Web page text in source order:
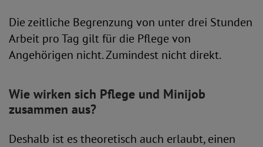
Die zeitliche Begrenzung von unter drei Stunden
Arbeit pro Tag gilt für die Pflege von
Angehörigen nicht. Zumindest nicht direkt.
Wie wirken sich Pflege und Minijob
zusammen aus?
Deshalb ist es theoretisch auch erlaubt, einen